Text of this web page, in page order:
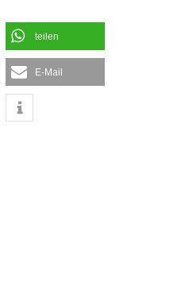
teilen
E-Mail